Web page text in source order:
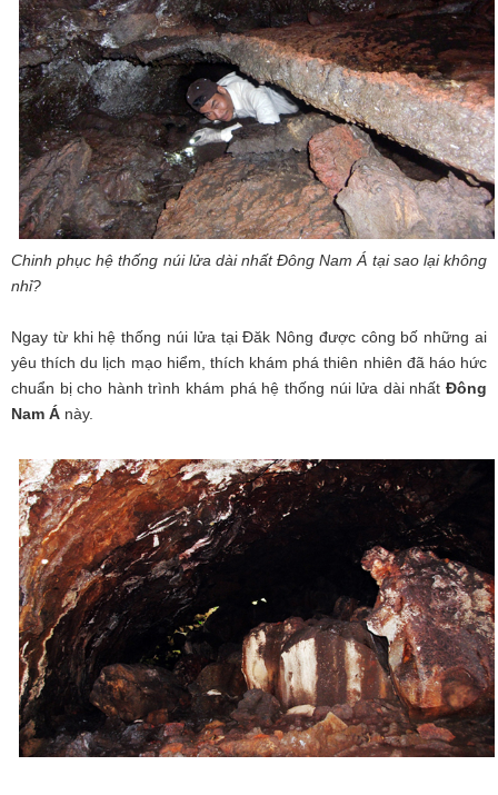
Chinh phục hệ thống núi lửa dài nhất Đông Nam Á tại sao lại không
nhỉ?
Ngay từ khi hệ thống núi lửa tại Đăk Nông được công bố những ai
yêu thích du lịch mạo hiểm, thích khám phá thiên nhiên đã háo hức
chuẩn bị cho hành trình khám phá hệ thống núi lửa dài nhất Đông
Nam Á này.